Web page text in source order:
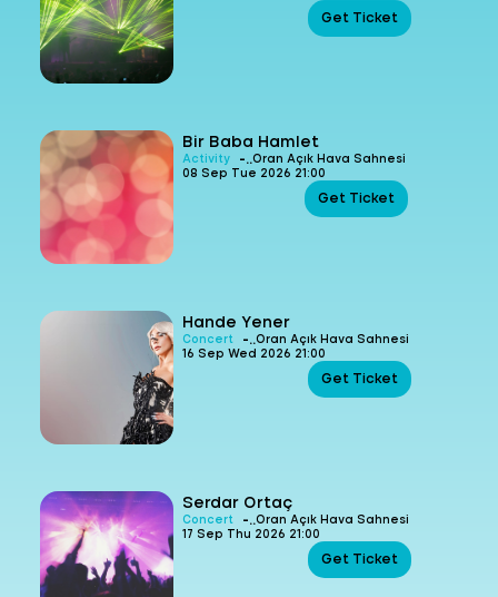
Get Ticket
Bir Baba Hamlet
Activity -Oran Açık Hava Sahnesi
08 Sep Tue 2026 21:00
Get Ticket
Hande Yener
Concert -Oran Açık Hava Sahnesi
16 Sep Wed 2026 21:00
Get Ticket
Serdar Ortaç
Concert -Oran Açık Hava Sahnesi
17 Sep Thu 2026 21:00
Get Ticket